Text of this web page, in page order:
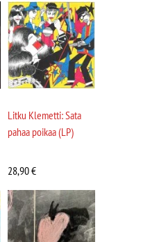
Litku Klemetti: Sata
pahaa poikaa (LP)
28,90€